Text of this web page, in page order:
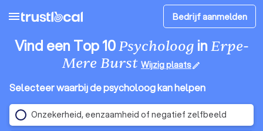
menu Bedrijf aanmelden
Vind een Top 10Psycholoog inErpe-
Mere Burst Wijzig plaatsedit
Selecteer waarbij de psycholoog kan helpen
Onzekerheid, eenzaamheid of negatief zelfbeeld